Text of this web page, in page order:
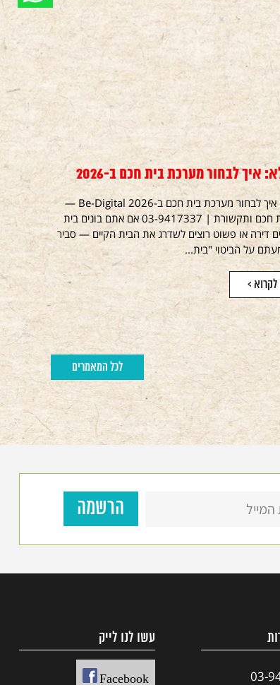
איך לבחור מערכת בית חכם ב-2026
מדריך מלא: איך לבחור מערכת בית חכם ב-2026 Be-Digital —
מערכות בית חכם ותקשורת | 03-9417337 אם אתם בונים בית
דירה או פשוט רוצים לשדרג את הבית הקיים — סביר
על הביטוי "בית...
>
לכל המאמרים
03-
עשו לנו לייק
Facebook